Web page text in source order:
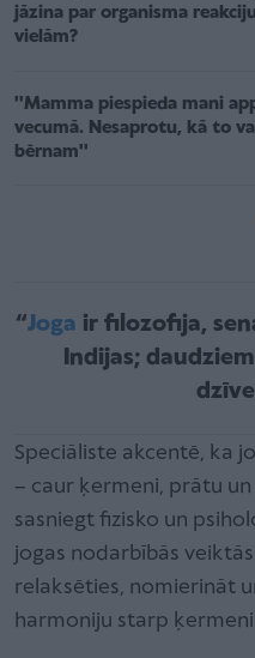
jāzina par organisma
vielām?
''Mamma piespieda mani
vecumā. Nesaprotu, kā to
bērnam''
“Joga ir filozofija,
Indijas;
Speciāliste akcentē, ka
– caur ķermeni, prātu
sasniegt fizisko un
jogas nodarbībās
relaksēties, nomierināt
harmoniju starp